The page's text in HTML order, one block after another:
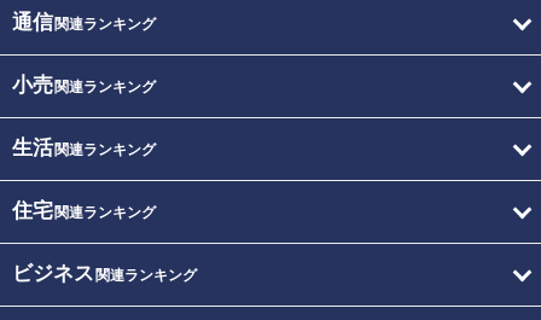
通信関連ランキング
小売関連ランキング
生活関連ランキング
住宅関連ランキング
ビジネス 関連ランキング